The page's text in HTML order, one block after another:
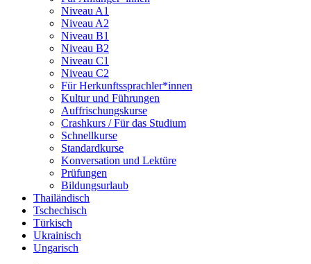
Niveau A1
Niveau A2
Niveau B1
Niveau B2
Niveau C1
Niveau C2
Für Herkunftssprachler*innen
Kultur und Führungen
Auffrischungskurse
Crashkurs / Für das Studium
Schnellkurse
Standardkurse
Konversation und Lektüre
Prüfungen
Bildungsurlaub
Thailändisch
Tschechisch
Türkisch
Ukrainisch
Ungarisch